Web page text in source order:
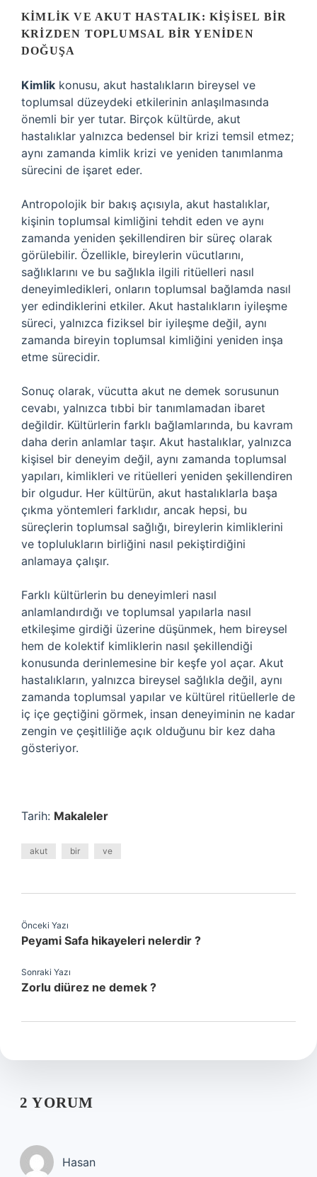
KIMLIK VE AKUT HASTALIK: KIŞISEL BIR
KRIZDEN TOPLUMSAL BIR YENIDEN
DOĞUŞA
Kimlik konusu, akut hastalıkların bireysel ve
toplumsal düzeydeki etkilerinin anlaşılmasında
önemli bir yer tutar. Birçok kültürde, akut
hastalıklar yalnızca bedensel bir krizi temsil etmez;
aynı zamanda kimlik krizi ve yeniden tanımlanma
sürecini de işaret eder.
Antropolojik bir bakış açısıyla, akut hastalıklar,
kişinin toplumsal kimliğini tehdit eden ve aynı
zamanda yeniden şekillendiren bir süreç olarak
görülebilir. Özellikle, bireylerin vücutlarını,
sağlıklarını ve bu sağlıkla ilgili ritüelleri nasıl
deneyimledikleri, onların toplumsal bağlamda nasıl
yer edindiklerini etkiler. Akut hastalıkların iyileşme
süreci, yalnızca fiziksel bir iyileşme değil, aynı
zamanda bireyin toplumsal kimliğini yeniden inşa
etme sürecidir.
Sonuç olarak, vücutta akut ne demek sorusunun
cevabı, yalnızca tıbbi bir tanımlamadan ibaret
değildir. Kültürlerin farklı bağlamlarında, bu kavram
daha derin anlamlar taşır. Akut hastalıklar, yalnızca
kişisel bir deneyim değil, aynı zamanda toplumsal
yapıları, kimlikleri ve ritüelleri yeniden şekillendiren
bir olgudur. Her kültürün, akut hastalıklarla başa
çıkma yöntemleri farklıdır, ancak hepsi, bu
süreçlerin toplumsal sağlığı, bireylerin kimliklerini
ve toplulukların birliğini nasıl pekiştirdiğini
anlamaya çalışır.
Farklı kültürlerin bu deneyimleri nasıl
anlamlandırdığı ve toplumsal yapılarla nasıl
etkileşime girdiği üzerine düşünmek, hem bireysel
hem de kolektif kimliklerin nasıl şekillendiği
konusunda derinlemesine bir keşfe yol açar. Akut
hastalıkların, yalnızca bireysel sağlıkla değil, aynı
zamanda toplumsal yapılar ve kültürel ritüellerle de
iç içe geçtiğini görmek, insan deneyiminin ne kadar
zengin ve çeşitliliğe açık olduğunu bir kez daha
gösteriyor.
Tarih: Makaleler
akut bir ve
Önceki Yazı
Peyami Safa hikayeleri nelerdir ?
Sonraki Yazı
Zorlu diürez ne demek ?
2 YORUM
Hasan